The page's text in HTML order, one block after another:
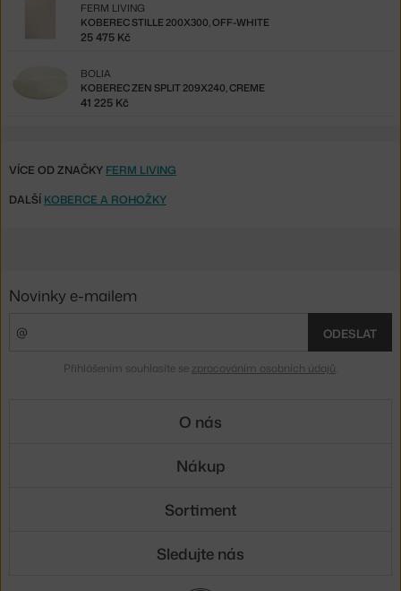
KOBEREC STILLE 200X300, OFF-WHITE
FERM LIVING
25 475 Kč
KOBEREC ZEN SPLIT 209X240, CREME
BOLIA
41 225 Kč
VÍCE OD ZNAČKY FERM LIVING
DALŠÍ KOBERCE A ROHOŽKY
Novinky e-mailem
ODESLAT
Přihlášením souhlasíte se zpracováním osobních údajů
O nás
Nákup
Sortiment
Sledujte nás